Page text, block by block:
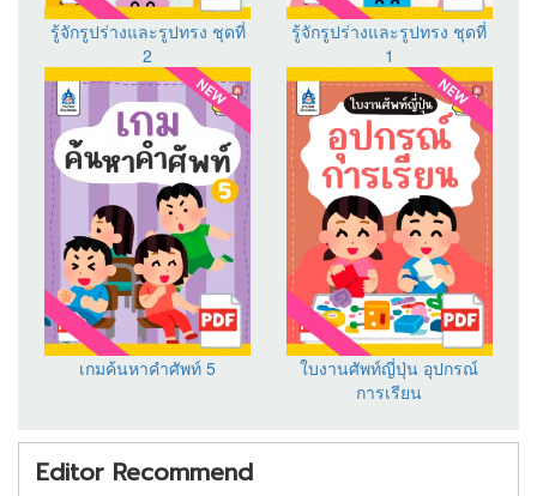
รู้จักรูปร่างและรูปทรง ชุดที่
2
รู้จักรูปร่างและรูปทรง ชุดที่
1
เกมค้นหาคำศัพท์ 5
ใบงานศัพท์ญี่ปุ่น อุปกรณ์
การเรียน
Editor Recommend